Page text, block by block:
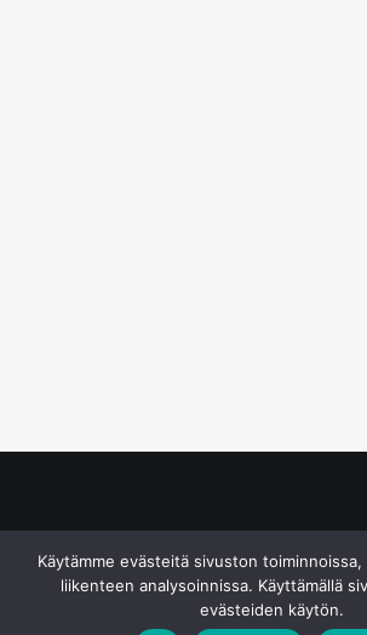
Käytämme evästeitä sivuston toiminnoissa,
liikenteen analysoinnissa. Käyttämällä
evästeiden käytön.